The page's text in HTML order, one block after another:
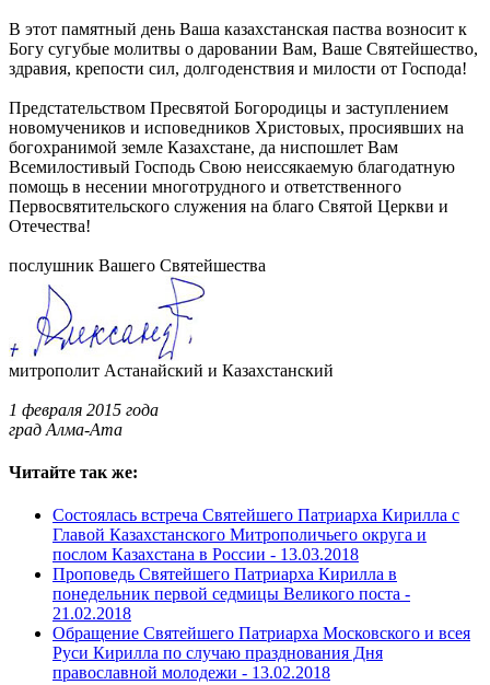
В этот памятный день Ваша казахстанская паства возносит к
Богу сугубые молитвы о даровании Вам, Ваше Святейшество,
здравия, крепости сил, долгоденствия и милости от Господа!
Предстательством Пресвятой Богородицы и заступлением
новомучеников и исповедников Христовых, просиявших на
богохранимой земле Казахстане, да ниспошлет Вам
Всемилостивый Господь Свою неиссякаемую благодатную
помощь в несении многотрудного и ответственного
Первосвятительского служения на благо Святой Церкви и
Отечества!
послушник Вашего Святейшества
митрополит Астанайский и Казахстанский
1 февраля 2015 года
град Алма-Ата
Читайте так же:
Состоялась встреча Святейшего Патриарха Кирилла с
Главой Казахстанского Митрополичьего округа и
послом Казахстана в России - 13.03.2018
Проповедь Святейшего Патриарха Кирилла в
понедельник первой седмицы Великого поста -
21.02.2018
Обращение Святейшего Патриарха Московского и всея
Руси Кирилла по случаю празднования Дня
православной молодежи - 13.02.2018